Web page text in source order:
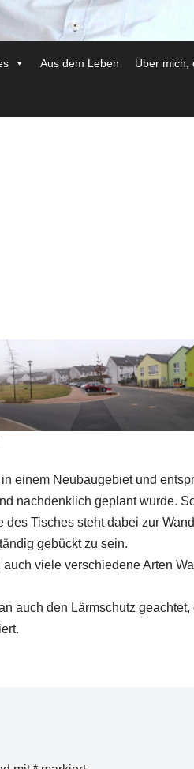
Aus dem Leben Über mich,
einem Neubaugebiet und
nachdenklich geplant wurde.
Tisches steht dabei zur
gebückt zu sein.
viele verschiedene Arten
auch den Lärmschutz